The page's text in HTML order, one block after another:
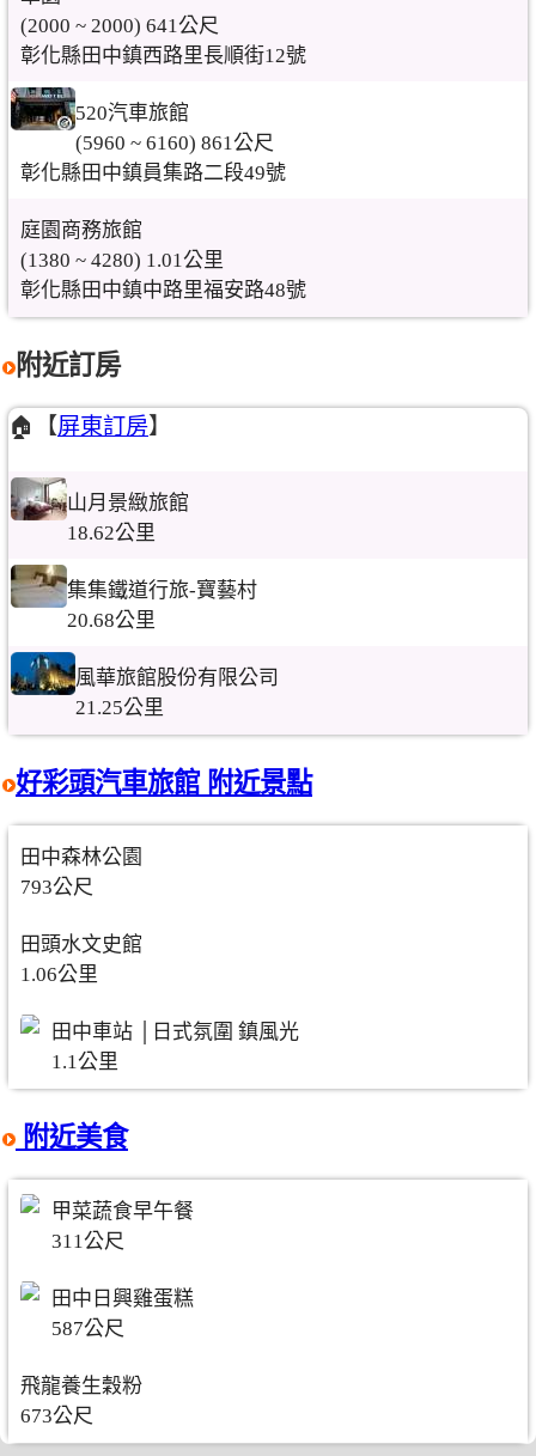
(2000 ~ 2000) 641公尺
彰化縣田中鎮西路里長順街12號
520汽車旅館
(5960 ~ 6160) 861公尺
彰化縣田中鎮員集路二段49號
庭園商務旅館
(1380 ~ 4280) 1.01公里
彰化縣田中鎮中路里福安路48號
附近訂房
🏠【屏東訂房】
山月景緻旅館
18.62公里
集集鐵道行旅-寶藝村
20.68公里
風華旅館股份有限公司
21.25公里
好彩頭汽車旅館 附近景點
田中森林公園
793公尺
田頭水文史館
1.06公里
田中車站 │日式氛圍 鎮風光
1.1公里
附近美食
甲菜蔬食早午餐
311公尺
田中日興雞蛋糕
587公尺
飛龍養生穀粉
673公尺